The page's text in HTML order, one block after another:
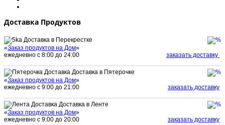
Доставка Продуктов
Доставка в Перекрестке
«Заказ продуктов на Дом»
ежедневно с 8:00 до 24:00
заказать доставку
Доставка в Пятерочке
«Заказ продуктов на Дом»
ежедневно с 9:00 до 21:00
заказать доставку
Доставка в Ленте
«Заказ продуктов на Дом»
ежедневно с 9:00 до 20:00
заказать доставку